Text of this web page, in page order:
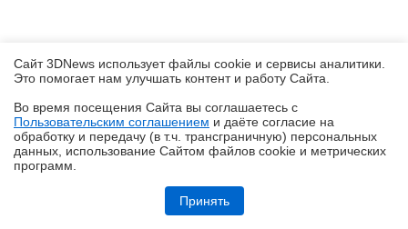
Ryzen и двухранговая DDR5: проверяем комплект G.Skill Trident Z5
Сайт 3DNews использует файлы cookie и сервисы аналитики.
Это помогает нам улучшать контент и работу Cайта.
Во время посещения Cайта вы соглашаетесь с
Пользовательским соглашением и даёте согласие на
обработку и передачу (в т.ч. трансграничную) персональных
данных, использование Cайтом файлов cookie и метрических
программ.
Принять